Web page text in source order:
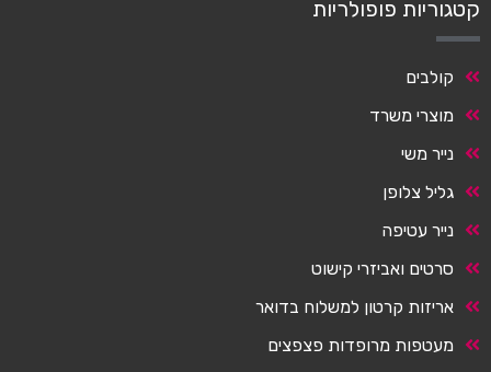
קטגוריות פופולריות
קולבים
מוצרי משרד
נייר משי
גליל צלופן
נייר עטיפה
סרטים ואביזרי קישוט
אריזות קרטון למשלוח בדואר
מעטפות מרופדות פצפצים